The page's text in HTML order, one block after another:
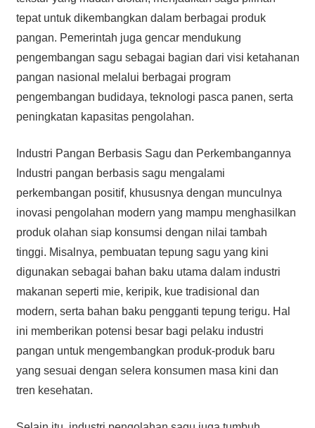
tepat untuk dikembangkan dalam berbagai produk
pangan. Pemerintah juga gencar mendukung
pengembangan sagu sebagai bagian dari visi ketahanan
pangan nasional melalui berbagai program
pengembangan budidaya, teknologi pasca panen, serta
peningkatan kapasitas pengolahan.
Industri Pangan Berbasis Sagu dan Perkembangannya
Industri pangan berbasis sagu mengalami
perkembangan positif, khususnya dengan munculnya
inovasi pengolahan modern yang mampu menghasilkan
produk olahan siap konsumsi dengan nilai tambah
tinggi. Misalnya, pembuatan tepung sagu yang kini
digunakan sebagai bahan baku utama dalam industri
makanan seperti mie, keripik, kue tradisional dan
modern, serta bahan baku pengganti tepung terigu. Hal
ini memberikan potensi besar bagi pelaku industri
pangan untuk mengembangkan produk-produk baru
yang sesuai dengan selera konsumen masa kini dan
tren kesehatan.